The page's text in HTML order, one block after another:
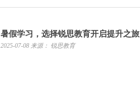
暑假学习，选择锐思教育开启提升之旅
2025-07-08 来源： 锐思教育